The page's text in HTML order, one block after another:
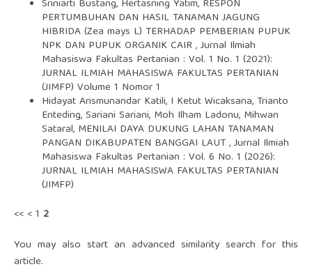
Sriniarti Bustang, Hertasning Yatim, RESPON
PERTUMBUHAN DAN HASIL TANAMAN JAGUNG
HIBRIDA (Zea mays L) TERHADAP PEMBERIAN PUPUK
NPK DAN PUPUK ORGANIK CAIR,Jurnal Ilmiah
Mahasiswa Fakultas Pertanian : Vol. 1 No. 1 (2021):
JURNAL ILMIAH MAHASISWA FAKULTAS PERTANIAN
(JIMFP) Volume 1 Nomor 1
Hidayat Arismunandar Katili, I Ketut Wicaksana, Trianto
Enteding, Sariani Sariani, Moh Ilham Ladonu, Mihwan
Sataral, MENILAI DAYA DUKUNG LAHAN TANAMAN
PANGAN DIKABUPATEN BANGGAI LAUT,Jurnal Ilmiah
Mahasiswa Fakultas Pertanian : Vol. 6 No. 1 (2026):
JURNAL ILMIAH MAHASISWA FAKULTAS PERTANIAN
(JIMFP)
<< <1 2
You may also start an advanced similarity search for this
article.